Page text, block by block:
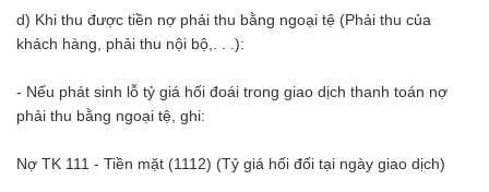
d) Khi thu được tiền nợ phải thu bằng ngoại tệ (Phải thu của
khách hàng, phải thu nội bộ,. . .):
- Nếu phát sinh lỗ tỷ giá hối đoái trong giao dịch thanh toán nợ
phải thu bằng ngoại tệ, ghi:
Nợ TK 111 - Tiền mặt (1112) (Tỷ giá hối đối tại ngày giao dịch)